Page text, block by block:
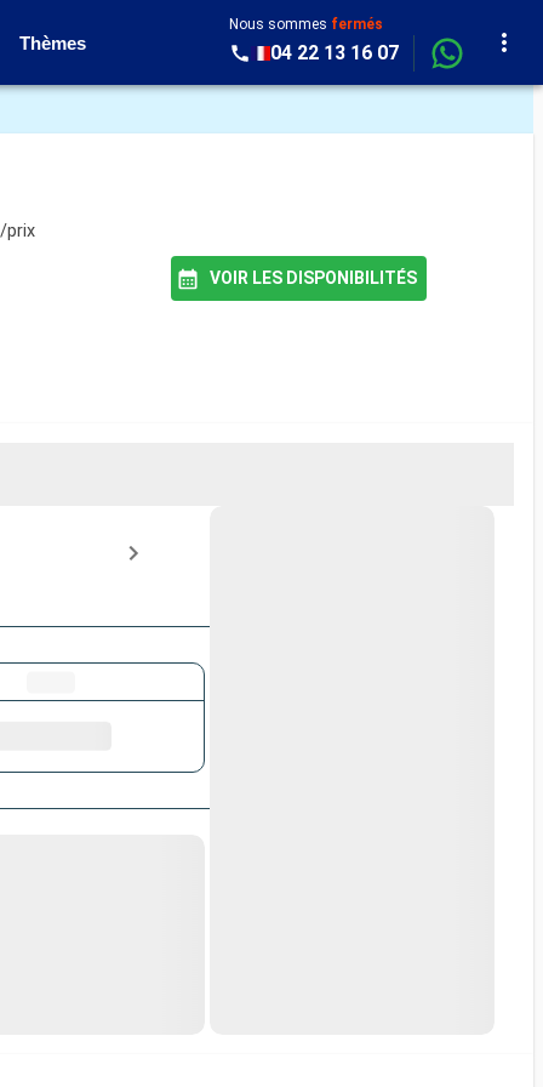
Thèmes
Nous sommes fermés
04 22 13 16 07
prix
VOIR LES DISPONIBILITÉS